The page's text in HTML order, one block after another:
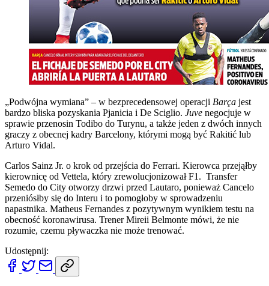
„Podwójna wymiana” – w bezprecedensowej operacji Barça jest
bardzo bliska pozyskania Pjanicia i De Sciglio. Juve negocjuje w
sprawie przenosin Todibo do Turynu, a także jeden z dwóch innych
graczy z obecnej kadry Barcelony, którymi mogą być Rakitić lub
Arturo Vidal.
Carlos Sainz Jr. o krok od przejścia do Ferrari. Kierowca przejąłby
kierownicę od Vettela, który zrewolucjonizował F1. Transfer
Semedo do City otworzy drzwi przed Lautaro, ponieważ Cancelo
przeniósłby się do Interu i to pomogłoby w sprowadzeniu
napastnika. Matheus Fernandes z pozytywnym wynikiem testu na
obecność koronawirusa. Trener Mireii Belmonte mówi, że nie
rozumie, czemu pływaczka nie może trenować.
Udostępnij: